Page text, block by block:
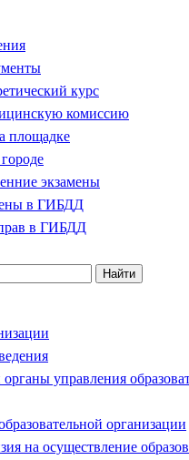
курс
комиссию
площадке
экзамены
в ГИБДД
в ГИБДД
Найти
управления
организации
на осуществление